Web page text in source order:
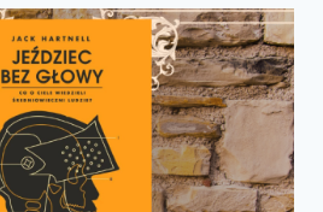
DLACZEGO